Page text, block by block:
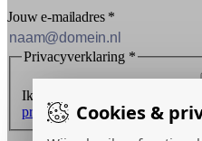
Cookies &
Jouw e-mailadres *
Privacyverklaring *
Ik ontvang graag de
privacyverklaring.